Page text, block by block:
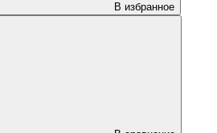
В избранное